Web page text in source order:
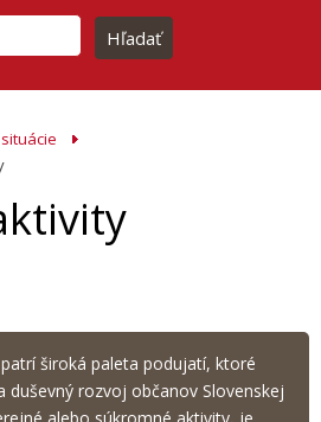
široká paleta podujatí, ktoré
duševný rozvoj občanov Slovenskej